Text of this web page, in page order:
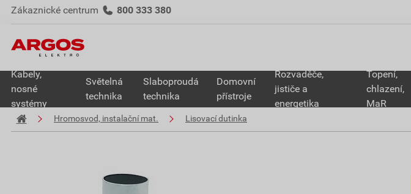
Zákaznické centrum 800 333 380
Kabely,
nosné
systémy
Světelná
technika
Slaboproudá
technika
Domovní
přístroje
Rozvaděče,
jističe a
energetika
Topení,
chlazení,
MaR
Hromosvod, instalační mat. Lisovací dutinka